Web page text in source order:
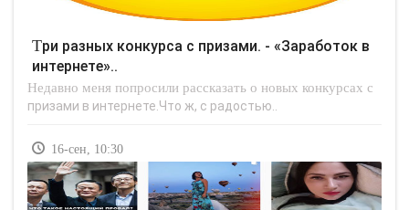
Три разных конкурса с призами. - «Заработок в
интернете»..
Недавно меня попросили рассказать о новых конкурсах с
призами в интернете.Что ж, с радостью..
16-сен, 10:30